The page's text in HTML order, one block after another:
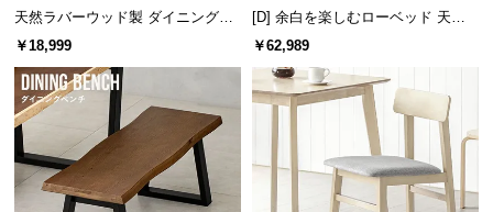
スツールとして
リビングでゆったり寛ぐ時のスツールに。来客時に
はテーブルを囲んでおもてなしスツールにも使えま
す。
天然ラバーウッド製 ダイニングチ
ェア2脚セット
￥18,999
[D] 余白を楽しむローベッド 天然
木調 ステージベッド 超極厚マット
レス付き
￥62,989